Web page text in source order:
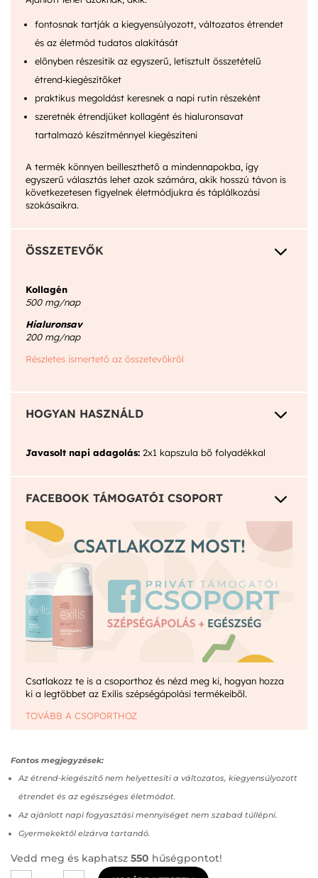
fontosnak tartják a kiegyensúlyozott, változatos étrendet
és az életmód tudatos alakítását
előnyben részesítik az egyszerű, letisztult összetételű
étrend‑kiegészítőket
praktikus megoldást keresnek a napi rutin részeként
szeretnék étrendjüket kollagént és hialuronsavat
tartalmazó készítménnyel kiegészíteni
A termék könnyen beilleszthető a mindennapokba, így
egyszerű választás lehet azok számára, akik hosszú távon is
következetesen figyelnek életmódjukra és táplálkozási
szokásaikra.
ÖSSZETEVŐK 3
Kollagén
500 mg/nap
Hialuronsav
200 mg/nap
Részletes ismertető az összetevőkről
HOGYAN HASZNÁLD 3
Javasolt napi adagolás: 2x1 kapszula bő folyadékkal
FACEBOOK TÁMOGATÓI CSOPORT 3
Csatlakozz te is a csoporthoz és nézd meg ki, hogyan hozza
ki a legtöbbet az Exilis szépségápolási termékeiből.
TOVÁBB A CSOPORTHOZ
Fontos megjegyzések:
Az étrend‑kiegészítő nem helyettesíti a változatos, kiegyensúlyozott
étrendet és az egészséges életmódot.
Az ajánlott napi fogyasztási mennyiséget nem szabad túllépni.
Gyermekektől elzárva tartandó.
Vedd meg és kaphatsz 550 hűségpontot!